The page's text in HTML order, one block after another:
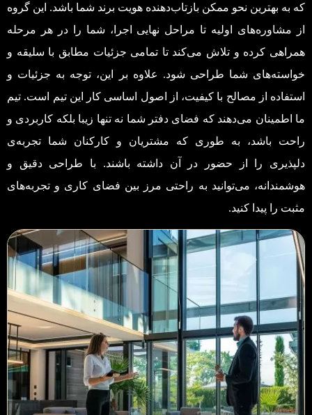
که به بهترین نحو ممکن بازتاب‌دهنده هویت برند شما باشد. این گروه
از مشاوره‌های اولیه تا مراحل نهایی اجرا، شما را در هر مرحله
همراهی کرده و تلاش می‌کند تا تمامی جزئیات مطابق با سلیقه و
خواسته‌های شما طراحی شود. علاوه بر این، توجه به جزئیات و
استفاده از مصالح با کیفیت، از اصول اساسی کار این تیم است. تیم
ما اطمینان می‌دهند که فضای دفتر شما نه تنها زیبا بلکه کاربردی و
راحت باشد، به طوری که مشتریان و کارکنان شما تجربه‌ی
دلپذیری را از حضور در آن داشته باشند. با طراحی دقیق و
هوشمندانه، می‌توانید به راحتی مرز بین فضای کاری و تجربه‌های
مثبت را پیدا کنید.